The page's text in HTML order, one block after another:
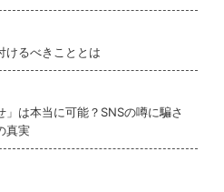
きるのも強みです。まず
で、理想のドレス姿につ
高の笑顔と、スリムに引
腕で、人生最高の特別な1
けるべきこととは
」は本当に可能？SNSの噂に騙さ
真実